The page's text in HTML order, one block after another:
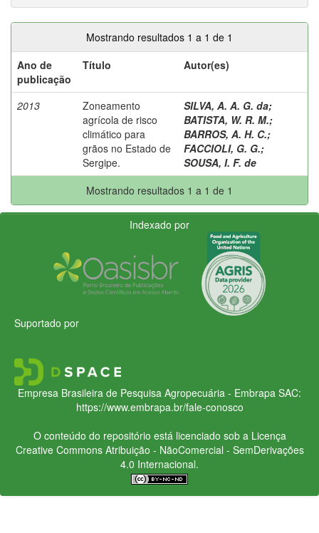
Mostrando resultados 1 a 1 de 1
Ano de
publicação
Título Autor(es)
2013
Zoneamento
agrícola de risco
climático para
grãos no Estado de
Sergipe.
SILVA, A. A. G. da;
BATISTA, W. R. M.;
BARROS, A. H. C.;
FACCIOLI, G. G.;
SOUSA, I. F. de
Mostrando resultados 1 a 1 de 1
Indexado por
Suportado por
Empresa Brasileira de Pesquisa Agropecuária - Embrapa SAC:
https://www.embrapa.br/fale-conosco
O conteúdo do repositório está licenciado sob a Licença
Creative CommonsAtribuição - NãoComercial - SemDerivações
4.0 Internacional.